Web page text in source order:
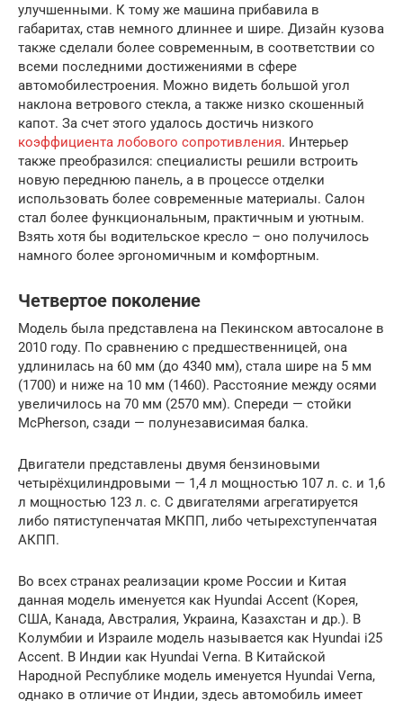
улучшенными. К тому же машина прибавила в
габаритах, став немного длиннее и шире. Дизайн кузова
также сделали более современным, в соответствии со
всеми последними достижениями в сфере
автомобилестроения. Можно видеть большой угол
наклона ветрового стекла, а также низко скошенный
капот. За счет этого удалось достичь низкого
коэффициента лобового сопротивления. Интерьер
также преобразился: специалисты решили встроить
новую переднюю панель, а в процессе отделки
использовать более современные материалы. Салон
стал более функциональным, практичным и уютным.
Взять хотя бы водительское кресло – оно получилось
намного более эргономичным и комфортным.
Четвертое поколение
Модель была представлена на Пекинском автосалоне в
2010 году. По сравнению с предшественницей, она
удлинилась на 60 мм (до 4340 мм), стала шире на 5 мм
(1700) и ниже на 10 мм (1460). Расстояние между осями
увеличилось на 70 мм (2570 мм). Спереди — стойки
McPherson, сзади — полунезависимая балка.
Двигатели представлены двумя бензиновыми
четырёхцилиндровыми — 1,4 л мощностью 107 л. с. и 1,6
л мощностью 123 л. с. С двигателями агрегатируется
либо пятиступенчатая МКПП, либо четырехступенчатая
АКПП.
Во всех странах реализации кроме России и Китая
данная модель именуется как Hyundai Accent (Корея,
США, Канада, Австралия, Украина, Казахстан и др.). В
Колумбии и Израиле модель называется как Hyundai i25
Accent. В Индии как Hyundai Verna. В Китайской
Народной Республике модель именуется Hyundai Verna,
однако в отличие от Индии, здесь автомобиль имеет